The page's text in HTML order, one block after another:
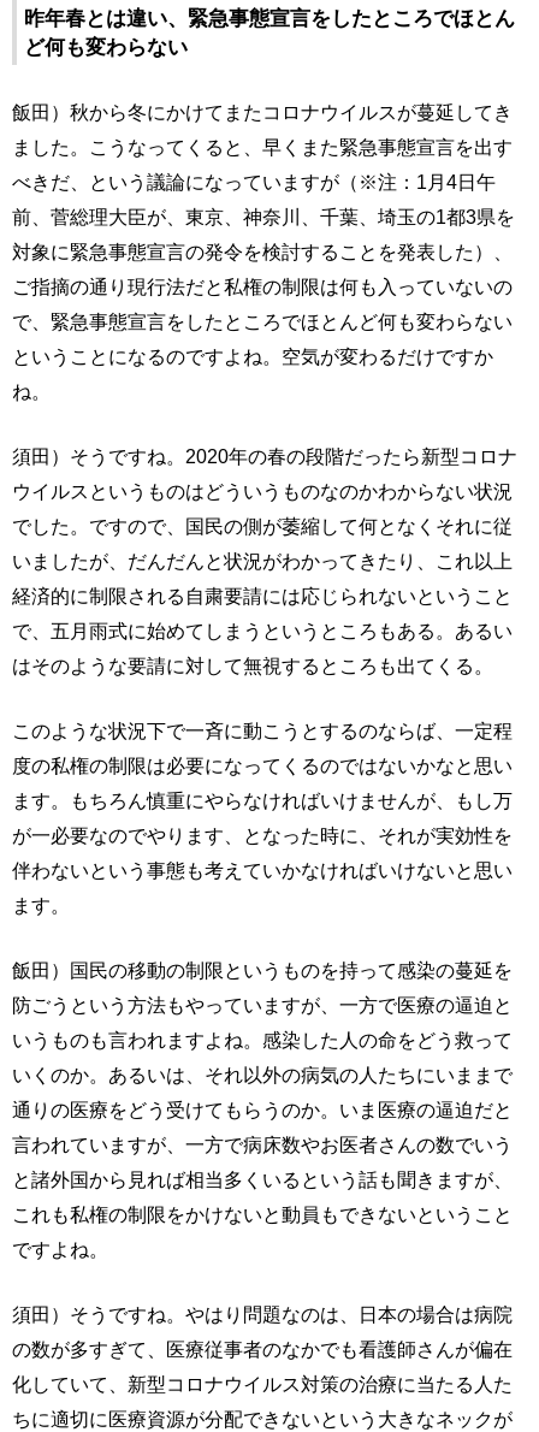
昨年春とは違い、緊急事態宣言をしたところでほとん
ど何も変わらない
飯田）秋から冬にかけてまたコロナウイルスが蔓延してき
ました。こうなってくると、早くまた緊急事態宣言を出す
べきだ、という議論になっていますが（※注：1月4日午
前、菅総理大臣が、東京、神奈川、千葉、埼玉の1都3県を
対象に緊急事態宣言の発令を検討することを発表した）、
ご指摘の通り現行法だと私権の制限は何も入っていないの
で、緊急事態宣言をしたところでほとんど何も変わらない
ということになるのですよね。空気が変わるだけですか
ね。
須田）そうですね。2020年の春の段階だったら新型コロナ
ウイルスというものはどういうものなのかわからない状況
でした。ですので、国民の側が萎縮して何となくそれに従
いましたが、だんだんと状況がわかってきたり、これ以上
経済的に制限される自粛要請には応じられないということ
で、五月雨式に始めてしまうというところもある。あるい
はそのような要請に対して無視するところも出てくる。
このような状況下で一斉に動こうとするのならば、一定程
度の私権の制限は必要になってくるのではないかなと思い
ます。もちろん慎重にやらなければいけませんが、もし万
が一必要なのでやります、となった時に、それが実効性を
伴わないという事態も考えていかなければいけないと思い
ます。
飯田）国民の移動の制限というものを持って感染の蔓延を
防ごうという方法もやっていますが、一方で医療の逼迫と
いうものも言われますよね。感染した人の命をどう救って
いくのか。あるいは、それ以外の病気の人たちにいままで
通りの医療をどう受けてもらうのか。いま医療の逼迫だと
言われていますが、一方で病床数やお医者さんの数でいう
と諸外国から見れば相当多くいるという話も聞きますが、
これも私権の制限をかけないと動員もできないということ
ですよね。
須田）そうですね。やはり問題なのは、日本の場合は病院
の数が多すぎて、医療従事者のなかでも看護師さんが偏在
化していて、新型コロナウイルス対策の治療に当たる人た
ちに適切に医療資源が分配できないという大きなネックが